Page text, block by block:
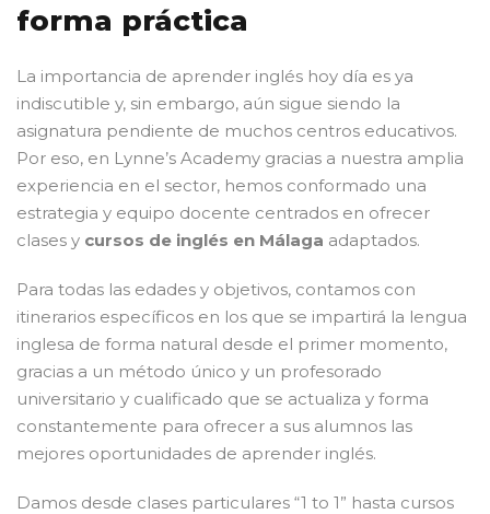
forma práctica
La importancia de aprender inglés hoy día es ya
indiscutible y, sin embargo, aún sigue siendo la
asignatura pendiente de muchos centros educativos.
Por eso, en Lynne’s Academy gracias a nuestra amplia
experiencia en el sector, hemos conformado una
estrategia y equipo docente centrados en ofrecer
clases y cursos de inglés en Málaga adaptados.
Para todas las edades y objetivos, contamos con
itinerarios específicos en los que se impartirá la lengua
inglesa de forma natural desde el primer momento,
gracias a un método único y un profesorado
universitario y cualificado que se actualiza y forma
constantemente para ofrecer a sus alumnos las
mejores oportunidades de aprender inglés.
Damos desde clases particulares “1 to 1” hasta cursos